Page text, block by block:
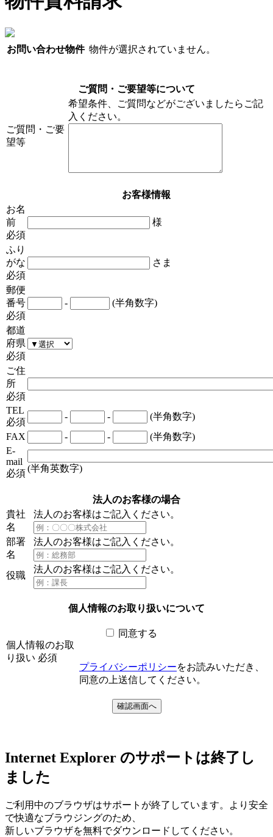
お問い合わせ物件 物件が選択されていません。
ご質問・ご要望等について
ご質問・ご要
望等
希望条件、ご質問などがございましたらご記
入ください。
お客様情報
お名
前
必須
様
ふり
がな
必須
さま
郵便
番号
必須
- (半角数字)
都道
府県
必須
ご住
所
必須
TEL
必須
- -
(半角数字)
FAX
- -
(半角数字)
E-
mail
必須(半角英数字)
法人のお客様の場合
貴社
名
法人のお客様はご記入ください。
部署
名
法人のお客様はご記入ください。
役職
法人のお客様はご記入ください。
個人情報のお取り扱いについて
個人情報のお取
り扱い 必須
同意する
プライバシーポリシーをお読みいただき、
同意の上送信してください。
Internet Explorer のサポートは終了し
ました
ご利用中のブラウザはサポートが終了しています。より安全
で快適なブラウジングのため、
新しいブラウザを無料でダウンロードしてください。